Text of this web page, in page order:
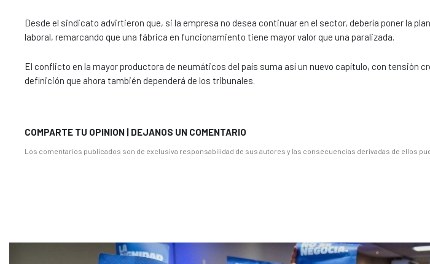
Desde el sindicato advirtieron que, si la empresa no desea continuar en el sector, debería poner la
laboral, remarcando que una fábrica en funcionamiento tiene mayor valor que una paralizada.
El conflicto en la mayor productora de neumáticos del país suma así un nuevo capítulo, con tensión
definición que ahora también dependerá de los tribunales.
COMPARTE TU OPINION | DEJANOS UN COMENTARIO
Los comentarios publicados son de exclusiva responsabilidad de sus autores y las consecuencias derivadas de ellos